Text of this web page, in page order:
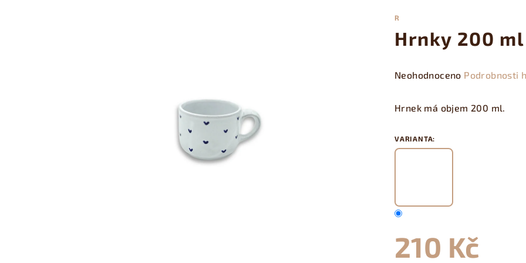
R
Hrnky 200 ml
Průměrné
produktu
z
Neohodnoceno Podrobnosti
Hrnek má objem 200 ml.
VARIANTA:
210 Kč